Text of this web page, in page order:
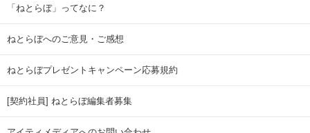
「ねとらぼ」ってなに？
ねとらぼへのご意見・ご感想
ねとらぼプレゼントキャンペーン応募規約
[契約社員] ねとらぼ編集者募集